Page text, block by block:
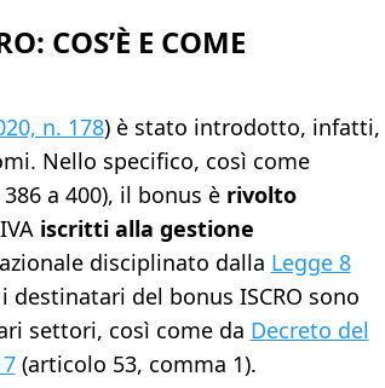
COS’È E COME
n. 178) è stato introdotto, infatti,
Nello specifico, così come
a 400), il bonus è rivolto
iscritti alla gestione
disciplinato dalla Legge 8
del bonus ISCRO sono
settori, così come da Decreto del
(articolo 53, comma 1).